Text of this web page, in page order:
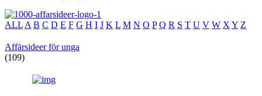
ALL A B C D E F G H I J K L M N O P Q R S T U V W X Y Z
Affärsideer för unga
(109)